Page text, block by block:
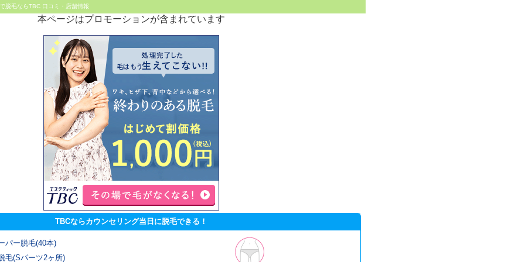
脱毛ならTBC 口コミ・店舗情報
本ページはプロモーションが含まれています
TBCならカウンセリング当日に脱毛できる！
パー脱毛(40本)
毛(Sパーツ2ヶ所)